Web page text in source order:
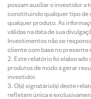
possam auxiliar o investidor a
constituindo qualquer tipo de
qualquer produto. As
válidas na data de sua
Investimentos não se
cliente com base no presente
Este relatório foi elaborado
produtos de modo a gerar
investidor.
O(s) signatário(s) deste
refletem única e